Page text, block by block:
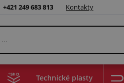
+421 249 683 813 Kontakty
Technické plasty